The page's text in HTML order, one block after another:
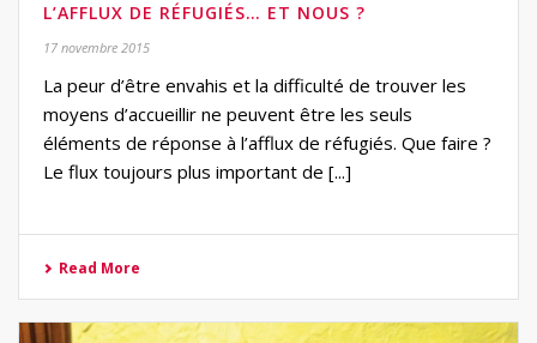
L’AFFLUX DE RÉFUGIÉS… ET NOUS ?
17 novembre 2015
La peur d’être envahis et la difficulté de trouver les
moyens d’accueillir ne peuvent être les seuls
éléments de réponse à l’afflux de réfugiés. Que faire ?
Le flux toujours plus important de [...]
Read More